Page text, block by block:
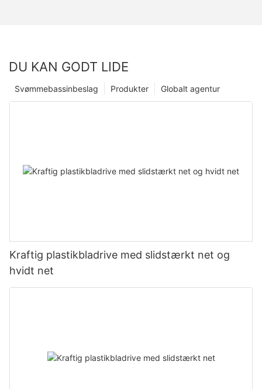
DU KAN GODT LIDE
Globalt agentur
Produkter
Svømmebassinbeslag
Kraftig plastikbladrive med slidstærkt net og
hvidt net